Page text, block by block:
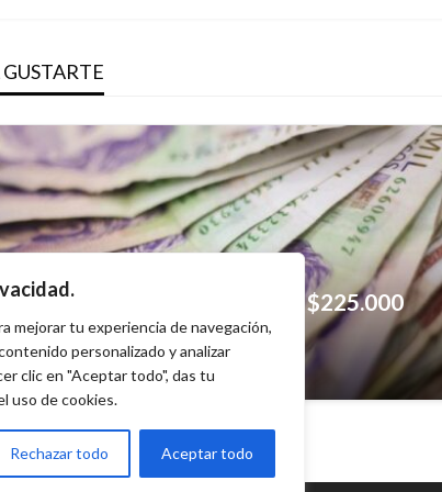
mejorar tu experiencia de navegación,
personalizado y analizar
clic en "Aceptar todo", das tu
uso de cookies.
Rechazar todo Aceptar todo
TES de corto plazo por $225.000
28, 2023
a partir del 1 de enero de 2018
sábado diciembre 30, 2017